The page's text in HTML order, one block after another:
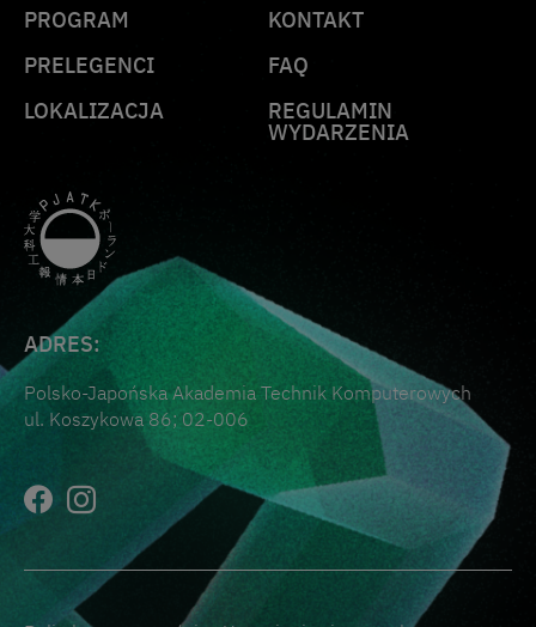
ADRES:
Polsko-Japońska Akademia Technik Komputerowych
ul. Koszykowa 86; 02-006
PROGRAM
PRELEGENCI
LOKALIZACJA
KONTAKT
FAQ
REGULAMIN
WYDARZENIA